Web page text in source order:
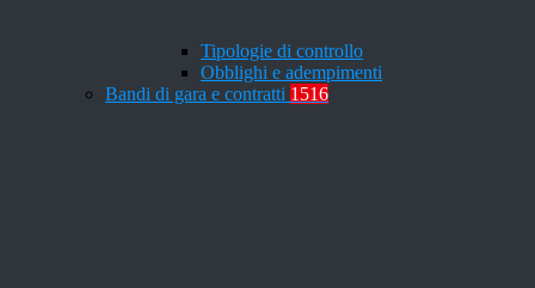
Tipologie di controllo
Obblighi e adempimenti
Bandi di gara e contratti 1516